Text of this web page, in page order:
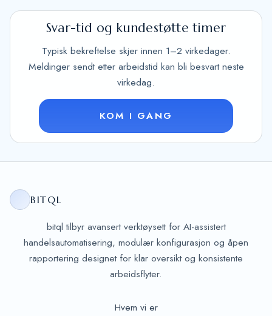
Svar-tid og kundestøtte timer
Typisk bekreftelse skjer innen 1–2 virkedager.
Meldinger sendt etter arbeidstid kan bli besvart neste
virkedag.
KOM I GANG
BITQL
bitql tilbyr avansert verktøysett for AI-assistert
handelsautomatisering, modulær konfigurasjon og åpen
rapportering designet for klar oversikt og konsistente
arbeidsflyter.
Hvem vi er